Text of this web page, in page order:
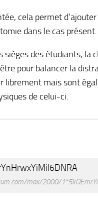
cela permet
dans le cas présent.
des étudiants, la
pour balancer la
mais sont
de celui-ci.
max/2000/